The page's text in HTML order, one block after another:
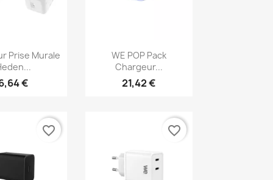
rapide
Prise Murale
€
Aperçu rapide
WE POP Pack
Chargeur...
21,42 €
favorite_border favorite_border